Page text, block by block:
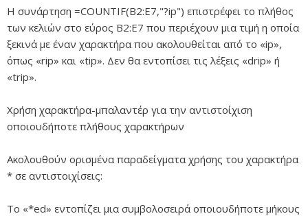
Η συνάρτηση =COUNTIF(B2:E7,"?ip") επιστρέφει το πλήθος
των κελιών στο εύρος B2:E7 που περιέχουν μια τιμή η οποία
ξεκινά με έναν χαρακτήρα που ακολουθείται από το «ip»,
όπως «rip» και «tip». Δεν θα εντοπίσει τις λέξεις «drip» ή
«trip».
Χρήση χαρακτήρα-μπαλαντέρ για την αντιστοίχιση
οποιουδήποτε πλήθους χαρακτήρων
Ακολουθούν ορισμένα παραδείγματα χρήσης του χαρακτήρα
* σε αντιστοιχίσεις:
Το «*ed» εντοπίζει μια συμβολοσειρά οποιουδήποτε μήκους